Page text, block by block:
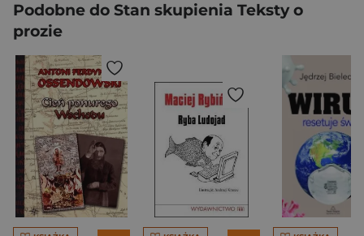
Podobne do Stan skupienia Teksty o
prozie